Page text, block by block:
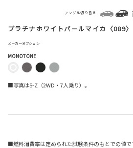
プラチナホワイトパールマイカ〈089〉
メーカーオプション
アングル切り替え
MONOTONE
■写真はS-Z（2WD・7人乗り）。
■燃料消費率は定められた試験条件のもとでの値で